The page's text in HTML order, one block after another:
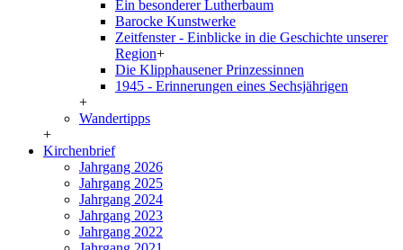
Ein besonderer Lutherbaum
Barocke Kunstwerke
Zeitfenster - Einblicke in die Geschichte unserer
Region+
Die Klipphausener Prinzessinnen
1945 - Erinnerungen eines Sechsjährigen
+
Wandertipps
+
Kirchenbrief
Jahrgang 2026
Jahrgang 2025
Jahrgang 2024
Jahrgang 2023
Jahrgang 2022